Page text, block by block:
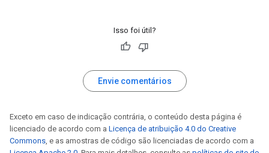
Let me know if you'd like a more detailed
<end_of_turn><start_of_turn>user
Thank you, it works! Can you explain the code in
Bien sûr ! Voici une explication du code en
def sieve_of_eratosthenes(n):
"""Retourne une liste de nombres premiers
  primes = [True] * (n + 1)
  primes[0] = primes[1] = False
Isso foi útil?
Envie comentários
Exceto em caso de indicação contrária, o conteúdo desta página é
licenciado de acordo com a Licença de atribuição 4.0 do Creative
Commons, e as amostras de código são licenciadas de acordo com a